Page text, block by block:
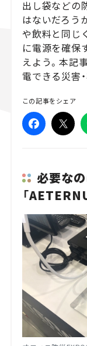
出し袋などの
はないだろう
や飲料と同じ
に電源を確保
えよう。本記
電できる災害
この記事をシェア
必要な
「
人気のハッシュタグ
スズキ ジムニー
マツダ｜Mazda